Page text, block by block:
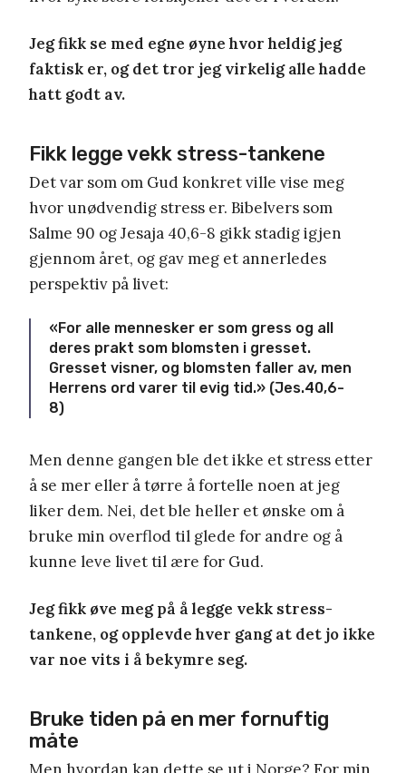
Jeg fikk se med egne øyne hvor heldig jeg
faktisk er, og det tror jeg virkelig alle hadde
hatt godt av.
Fikk legge vekk stress-tankene
Det var som om Gud konkret ville vise meg
hvor unødvendig stress er. Bibelvers som
Salme 90 og Jesaja 40,6-8 gikk stadig igjen
gjennom året, og gav meg et annerledes
perspektiv på livet:
«For alle mennesker er som gress og all
deres prakt som blomsten i gresset.
Gresset visner, og blomsten faller av, men
Herrens ord varer til evig tid.» (Jes.40,6-
8)
Men denne gangen ble det ikke et stress etter
å se mer eller å tørre å fortelle noen at jeg
liker dem. Nei, det ble heller et ønske om å
bruke min overflod til glede for andre og å
kunne leve livet til ære for Gud.
Jeg fikk øve meg på å legge vekk stress-
tankene, og opplevde hver gang at det jo ikke
var noe vits i å bekymre seg.
Bruke tiden på en mer fornuftig
måte